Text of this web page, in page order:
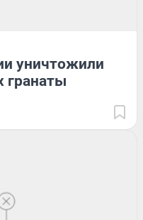
уничтожили
гранаты